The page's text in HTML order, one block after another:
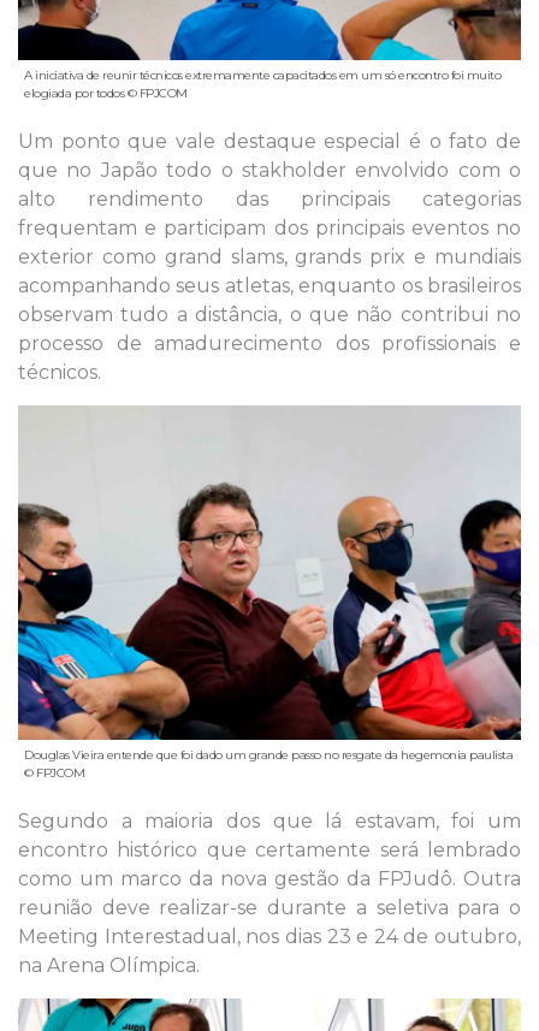
A iniciativa de reunir técnicos extremamente capacitados em um só encontro foi muito
elogiada por todos © FPJCOM
Um ponto que vale destaque especial é o fato de
que no Japão todo o stakholder envolvido com o
alto rendimento das principais categorias
frequentam e participam dos principais eventos no
exterior como grand slams, grands prix e mundiais
acompanhando seus atletas, enquanto os brasileiros
observam tudo a distância, o que não contribui no
processo de amadurecimento dos profissionais e
técnicos.
Douglas Vieira entende que foi dado um grande passo no resgate da hegemonia paulista
© FPJCOM
Segundo a maioria dos que lá estavam, foi um
encontro histórico que certamente será lembrado
como um marco da nova gestão da FPJudô. Outra
reunião deve realizar-se durante a seletiva para o
Meeting Interestadual, nos dias 23 e 24 de outubro,
na Arena Olímpica.